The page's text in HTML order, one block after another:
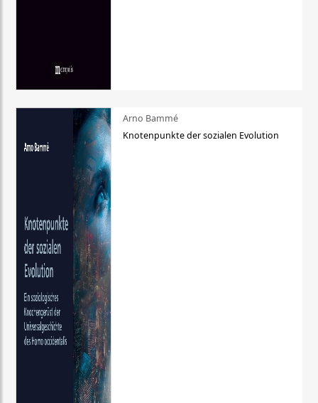
Arno Bammé
Knotenpunkte der sozialen Evolution